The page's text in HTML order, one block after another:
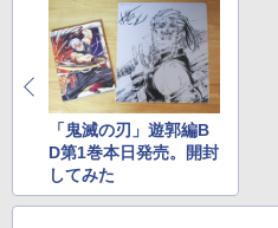
「鬼滅の刃」遊郭編B
D第1巻本日発売。開封
してみた